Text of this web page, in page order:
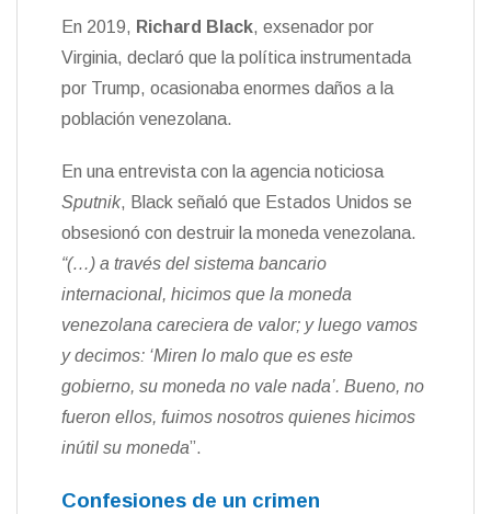
En 2019, Richard Black, exsenador por
Virginia, declaró que la política instrumentada
por Trump, ocasionaba enormes daños a la
población venezolana.
En una entrevista con la agencia noticiosa
Sputnik, Black señaló que Estados Unidos se
obsesionó con destruir la moneda venezolana.
“(…) a través del sistema bancario
internacional, hicimos que la moneda
venezolana careciera de valor; y luego vamos
y decimos: ‘Miren lo malo que es este
gobierno, su moneda no vale nada’. Bueno, no
fueron ellos, fuimos nosotros quienes hicimos
inútil su moneda”.
Confesiones de un crimen